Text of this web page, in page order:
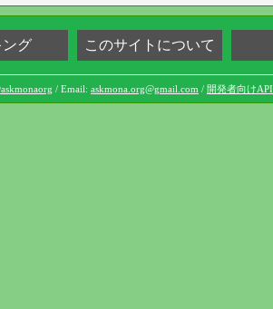
ング このサイトについて
/ Email: askmona.org@gmail.com / 開発者向けAPI